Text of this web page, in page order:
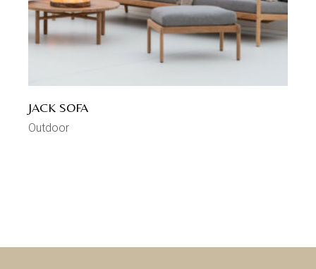
JACK SOFA
Outdoor